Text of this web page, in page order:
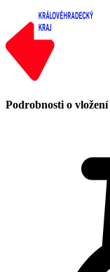
Podrobnosti o vložení